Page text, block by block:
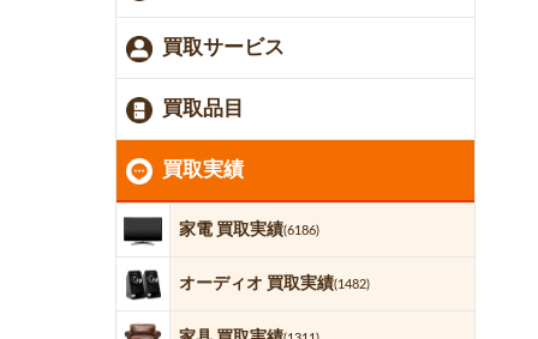
買取サービス
買取品目
買取実績
家電 買取実績(6186)
オーディオ 買取実績(1482)